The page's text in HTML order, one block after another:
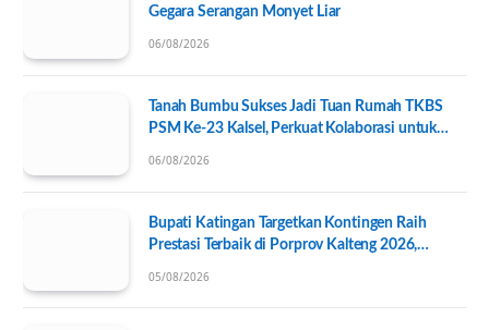
Gegara Serangan Monyet Liar
06/08/2026
Tanah Bumbu Sukses Jadi Tuan Rumah TKBS
PSM Ke-23 Kalsel, Perkuat Kolaborasi untuk
06/08/2026
Bupati Katingan Targetkan Kontingen Raih
Prestasi Terbaik di Porprov Kalteng 2026,
05/08/2026